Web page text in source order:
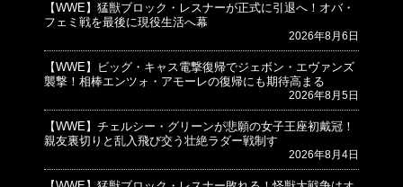
【WWE】猛獣ブロック・レスナーが正式に引退へ！オバ・
フェミ戦を最後に現役生活へ幕
2026年8月6日
【WWE】ビッグ・キャス電撃復帰でジェボン・エヴァンズ
襲撃！相棒エンツォ・アモーレの復帰にも期待高まる
2026年8月5日
【WWE】チェルシー・グリーンが悲願の女子王座初戴冠！
親友裏切りと乱入飛び交う壮絶ラダー戦制す
2026年8月4日